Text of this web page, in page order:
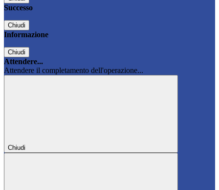
Successo
Chiudi
Informazione
Chiudi
Attendere...
Attendere il completamento dell'operazione...
Chiudi